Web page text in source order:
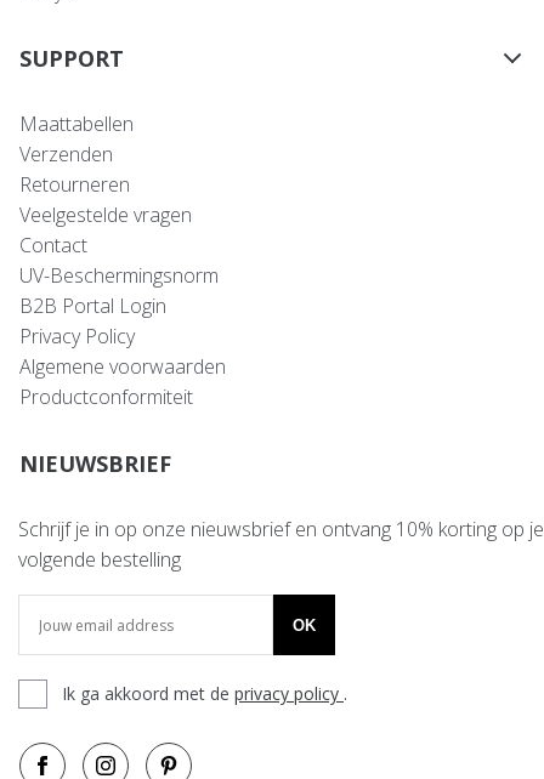
SUPPORT
Maattabellen
Verzenden
Retourneren
Veelgestelde vragen
Contact
UV-Beschermingsnorm
B2B Portal Login
Privacy Policy
Algemene voorwaarden
Productconformiteit
NIEUWSBRIEF
Schrijf je in op onze nieuwsbrief en ontvang 10% korting op je
volgende bestelling
OK
Ik ga akkoord met de privacy policy .